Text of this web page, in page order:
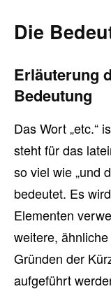
Die
Erläuterung
Bedeutung
Das Wort „etc.“
steht für das
so viel wie „und
bedeutet. Es
Elementen
weitere,
Gründen der
aufgeführt